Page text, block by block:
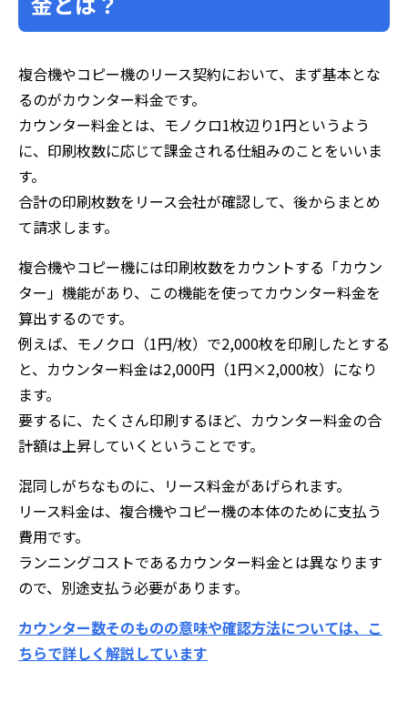
複合機やコピー機のリース契約において、まず基本とな
るのがカウンター料金です。
カウンター料金とは、モノクロ1枚辺り1円というよう
に、印刷枚数に応じて課金される仕組みのことをいいま
す。
合計の印刷枚数をリース会社が確認して、後からまとめ
て請求します。
複合機やコピー機には印刷枚数をカウントする「カウン
ター」機能があり、この機能を使ってカウンター料金を
算出するのです。
例えば、モノクロ（1円/枚）で2,000枚を印刷したとする
と、カウンター料金は2,000円（1円×2,000枚）になり
ます。
要するに、たくさん印刷するほど、カウンター料金の合
計額は上昇していくということです。
混同しがちなものに、リース料金があげられます。
リース料金は、複合機やコピー機の本体のために支払う
費用です。
ランニングコストであるカウンター料金とは異なります
ので、別途支払う必要があります。
カウンター数そのものの意味や確認方法については、こ
ちらで詳しく解説しています